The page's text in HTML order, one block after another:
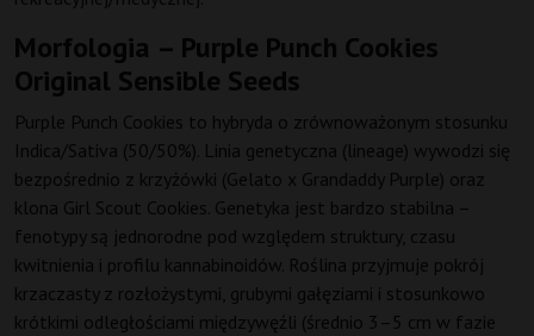
Morfologia – Purple Punch Cookies
Original Sensible Seeds
Purple Punch Cookies to hybryda o zrównoważonym stosunku
Indica/Sativa (50/50%). Linia genetyczna (lineage) wywodzi się
bezpośrednio z krzyżówki (Gelato x Grandaddy Purple) oraz
klona Girl Scout Cookies. Genetyka jest bardzo stabilna –
fenotypy są jednorodne pod względem struktury, czasu
kwitnienia i profilu kannabinoidów. Roślina przyjmuje pokrój
krzaczasty z rozłożystymi, grubymi gałęziami i stosunkowo
krótkimi odległościami międzywęźli (średnio 3–5 cm w fazie